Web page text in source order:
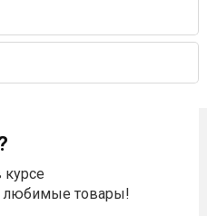
курсе
любимые товары!